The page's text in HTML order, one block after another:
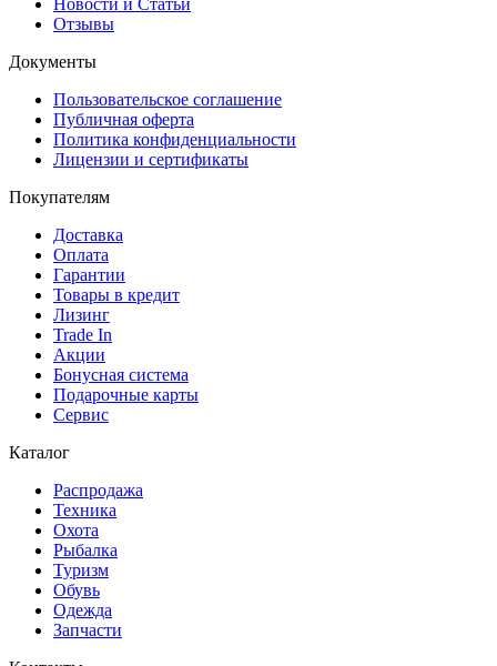
Новости и Статьи
Отзывы
Документы
Пользовательское соглашение
Публичная оферта
Политика конфиденциальности
Лицензии и сертификаты
Покупателям
Доставка
Оплата
Гарантии
Товары в кредит
Лизинг
Trade In
Акции
Бонусная система
Подарочные карты
Сервис
Каталог
Распродажа
Техника
Охота
Рыбалка
Туризм
Обувь
Одежда
Запчасти